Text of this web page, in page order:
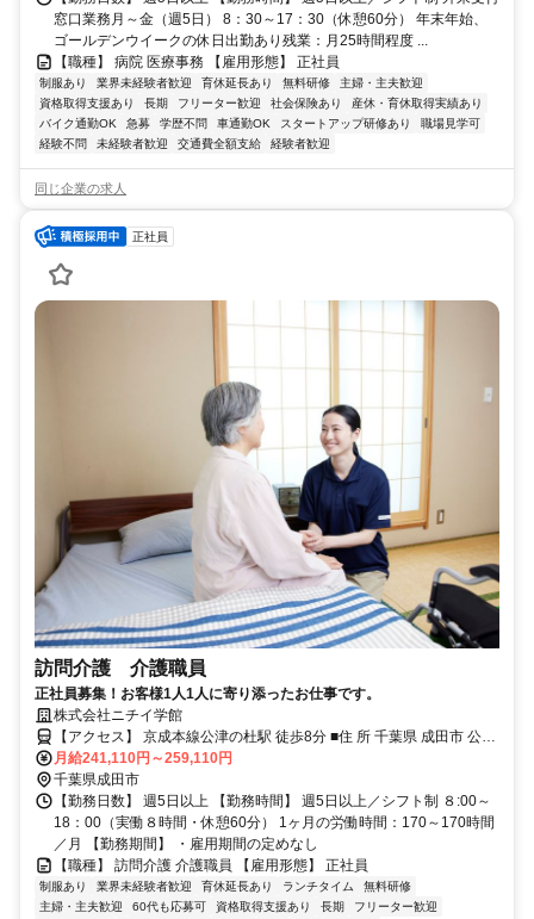
窓口業務月～金（週5日） 8：30～17：30（休憩60分） 年末年始、
ゴールデンウイークの休日出勤あり残業：月25時間程度 ...
【職種】 病院 医療事務 【雇用形態】 正社員
制服あり 業界未経験者歓迎 育休延長あり 無料研修
主婦・主夫歓迎
資格取得支援あり
長期 フリーター歓迎 社会保険あり
産休・育休取得実績あり
バイク通勤OK
急募 学歴不問 車通勤OK スタートアップ研修あり
職場見学可
経験不問
未経験者歓迎 交通費全額支給 経験者歓迎
同じ企業の求人
正社員
訪問介護 介護職員
正社員募集！お客様1人1人に寄り添ったお仕事です。
株式会社ニチイ学館
【アクセス】 京成本線公津の杜駅 徒歩8分 ■住 所 千葉県 成田市 公津
の杜5-21-2 ■アクセス 京成本線公津の杜駅 徒歩8分
月給241,110円～259,110円
千葉県成田市
【勤務日数】 週5日以上 【勤務時間】 週5日以上／シフト制 ８:00～
18：00（実働８時間・休憩60分） 1ヶ月の労働時間：170～170時間
／月 【勤務期間】 ・雇用期間の定めなし
【職種】 訪問介護 介護職員 【雇用形態】 正社員
制服あり 業界未経験者歓迎 育休延長あり ランチタイム
無料研修
主婦・主夫歓迎
60代も応募可 資格取得支援あり 長期
フリーター歓迎